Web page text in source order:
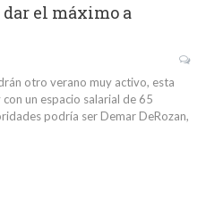
dar el máximo a
otro verano muy activo, esta
un espacio salarial de 65
podría ser Demar DeRozan,